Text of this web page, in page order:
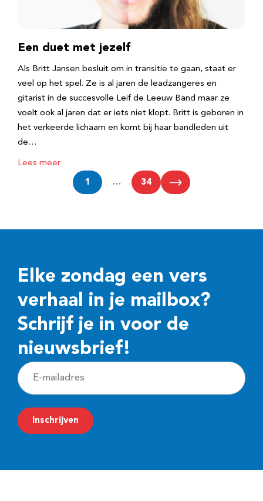
Een duet met jezelf
Als Britt Jansen besluit om in transitie te gaan, staat er
veel op het spel. Ze is al jaren de leadzangeres en
gitarist in de succesvolle Leif de Leeuw Band maar ze
voelt ook al jaren dat er iets niet klopt. Britt is geboren in
het verkeerde lichaam en komt bij haar bandleden uit
de…
Lees meer
1 … 34
Elke zondag een vers
verhaal in je mailbox?
Schrijf je in voor de
nieuwsbrief!
E
-
m
a
Inschrijven